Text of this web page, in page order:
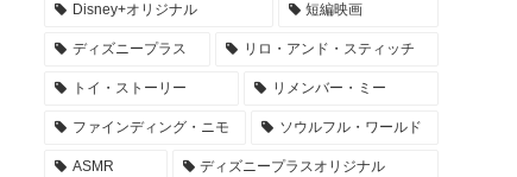
Disney+オリジナル 短編映画
ディズニープラス リロ・アンド・スティッチ
トイ・ストーリー リメンバー・ミー
ファインディング・ニモ ソウルフル・ワールド
ASMR ディズニープラスオリジナル